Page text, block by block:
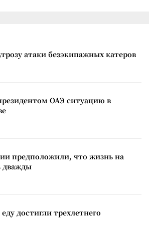
атаки безэкипажных катеров
ОАЭ ситуацию в
предположили, что жизнь на
дважды
достигли трехлетнего